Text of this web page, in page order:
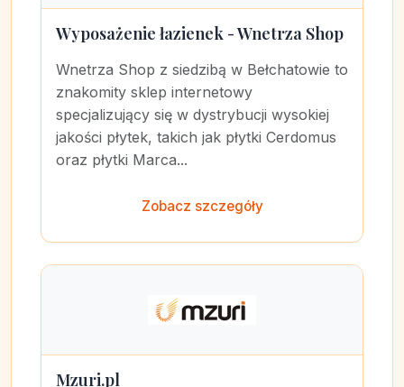
Wyposażenie łazienek - Wnetrza Shop
Wnetrza Shop z siedzibą w Bełchatowie to
znakomity sklep internetowy
specjalizujący się w dystrybucji wysokiej
jakości płytek, takich jak płytki Cerdomus
oraz płytki Marca...
Zobacz szczegóły
Mzuri.pl